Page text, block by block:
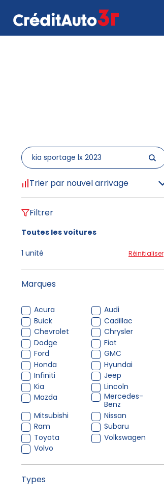
Trier par nouvel arrivage
Filtrer
Toutes les voitures
1 unité Réinitialiser
Marques
Acura
Audi
Buick
Cadillac
Chevrolet
Chrysler
Dodge
Fiat
Ford
GMC
Honda
Hyundai
Infiniti
Jeep
Kia
Lincoln
Mazda
Mercedes-
Benz
Mitsubishi
Nissan
Ram
Subaru
Toyota
Volkswagen
Volvo
Types